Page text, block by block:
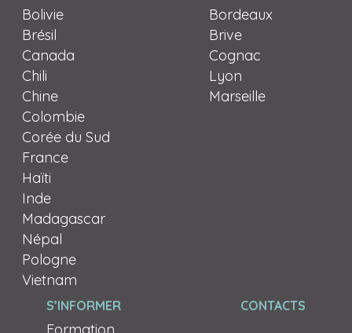
Bolivie
Brésil
Canada
Chili
Chine
Colombie
Corée du Sud
France
Haïti
Inde
Madagascar
Népal
Pologne
Vietnam
Bordeaux
Brive
Cognac
Lyon
Marseille
S’INFORMER CONTACTS